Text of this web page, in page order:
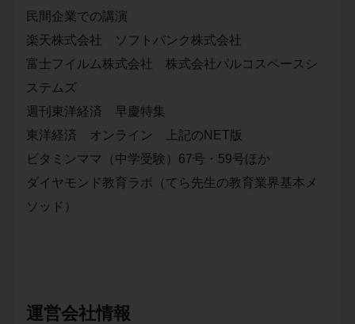
民間企業での講演
楽天株式会社 ソフトバンク株式会社
富士フイルム株式会社 株式会社パルコスペースシ
ステムズ
週刊東洋経済 早慶特集
東洋経済 オンライン 上記のNET版
ビタミンママ（中学受験）67号・59号ほか
ダイヤモンド教育ラボ（てら先生の教育業界基本メ
ソッド）
運営会社情報